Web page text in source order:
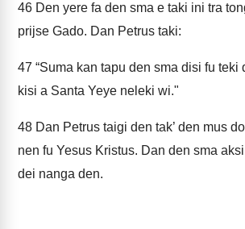
46 Den yere fa den sma e taki ini tra
prijse Gado. Dan Petrus taki:
47 “Suma kan tapu den sma disi fu teki
kisi a Santa Yeye neleki wi."
48 Dan Petrus taigi den tak’ den mus
nen fu Yesus Kristus. Dan den sma
dei nanga den.